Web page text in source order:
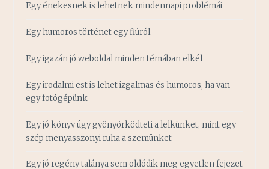
Egy énekesnek is lehetnek mindennapi problémái
Egy humoros történet egy fiúról
Egy igazán jó weboldal minden témában elkél
Egy irodalmi est is lehet izgalmas és humoros, ha van
egy fotógépünk
Egy jó könyv úgy gyönyörködteti a lelkünket, mint egy
szép menyasszonyi ruha a szemünket
Egy jó regény talánya sem oldódik meg egyetlen fejezet